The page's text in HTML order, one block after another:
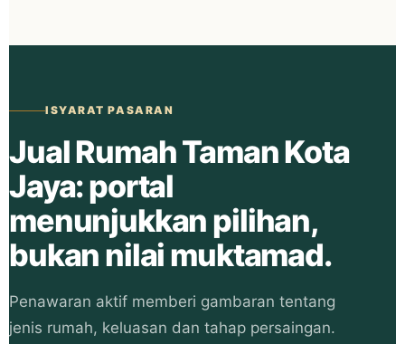
ISYARAT PASARAN
Jual Rumah Taman Kota
Jaya: portal
menunjukkan pilihan,
bukan nilai muktamad.
Penawaran aktif memberi gambaran tentang
jenis rumah, keluasan dan tahap persaingan.